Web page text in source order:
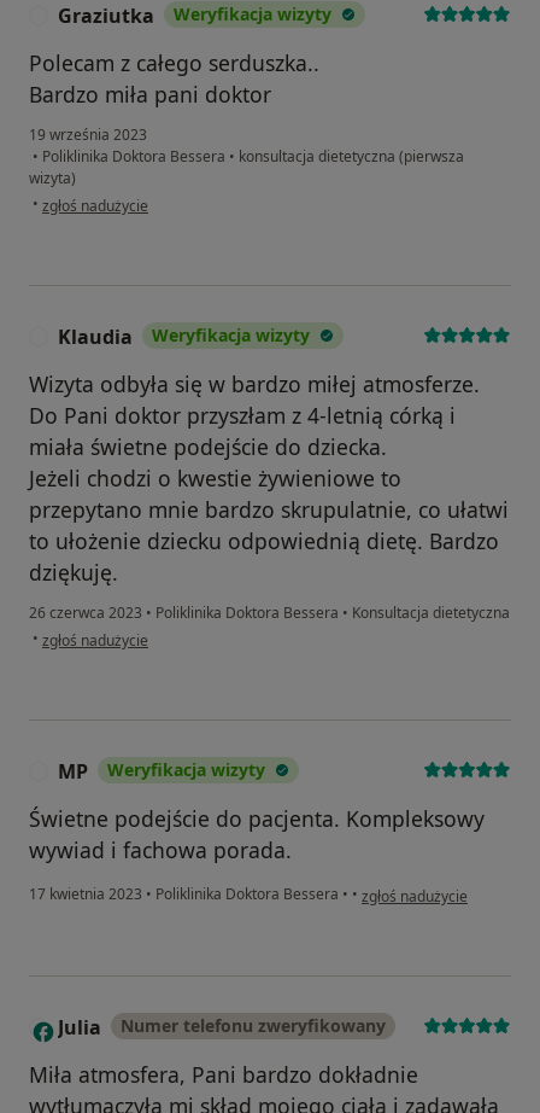
Graziutka Weryfikacja wizyty
Polecam z całego serduszka..
Bardzo miła pani doktor
19 września 2023
• Poliklinika Doktora Bessera • konsultacja dietetyczna (pierwsza
wizyta)
• w opinii użytkownika Graziutka
zgłoś nadużycie
Klaudia Weryfikacja wizyty
Wizyta odbyła się w bardzo miłej atmosferze.
Do Pani doktor przyszłam z 4-letnią córką i
miała świetne podejście do dziecka.
Jeżeli chodzi o kwestie żywieniowe to
przepytano mnie bardzo skrupulatnie, co ułatwi
to ułożenie dziecku odpowiednią dietę. Bardzo
dziękuję.
26 czerwca 2023 • Poliklinika Doktora Bessera • Konsultacja dietetyczna
• w opinii użytkownika Klaudia
zgłoś nadużycie
MP Weryfikacja wizyty
Świetne podejście do pacjenta. Kompleksowy
wywiad i fachowa porada.
17 kwietnia 2023 • Poliklinika Doktora Bessera • • w opinii użytkownika MP
zgłoś nadużycie
J Julia Numer telefonu zweryfikowany
Miła atmosfera, Pani bardzo dokładnie
wytłumaczyła mi skład mojego ciała i zadawała